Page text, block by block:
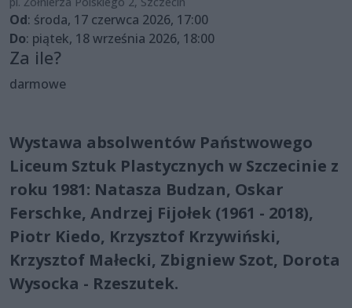
Od: środa, 17 czerwca 2026, 17:00
Do: piątek, 18 września 2026, 18:00
Za ile?
darmowe
Wystawa absolwentów Państwowego
Liceum Sztuk Plastycznych w Szczecinie z
roku 1981: Natasza Budzan, Oskar
Ferschke, Andrzej Fijołek (1961 - 2018),
Piotr Kiedo, Krzysztof Krzywiński,
Krzysztof Małecki, Zbigniew Szot, Dorota
Wysocka - Rzeszutek.